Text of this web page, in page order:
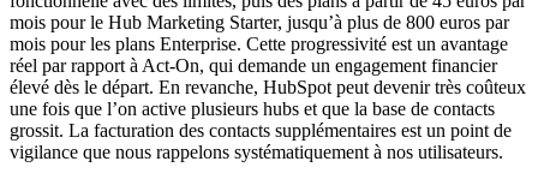
mois pour le Hub Marketing Starter, jusqu’à plus de 800 euros par
mois pour les plans Enterprise. Cette progressivité est un avantage
réel par rapport à Act-On, qui demande un engagement financier
élevé dès le départ. En revanche, HubSpot peut devenir très coûteux
une fois que l’on active plusieurs hubs et que la base de contacts
grossit. La facturation des contacts supplémentaires est un point de
vigilance que nous rappelons systématiquement à nos utilisateurs.